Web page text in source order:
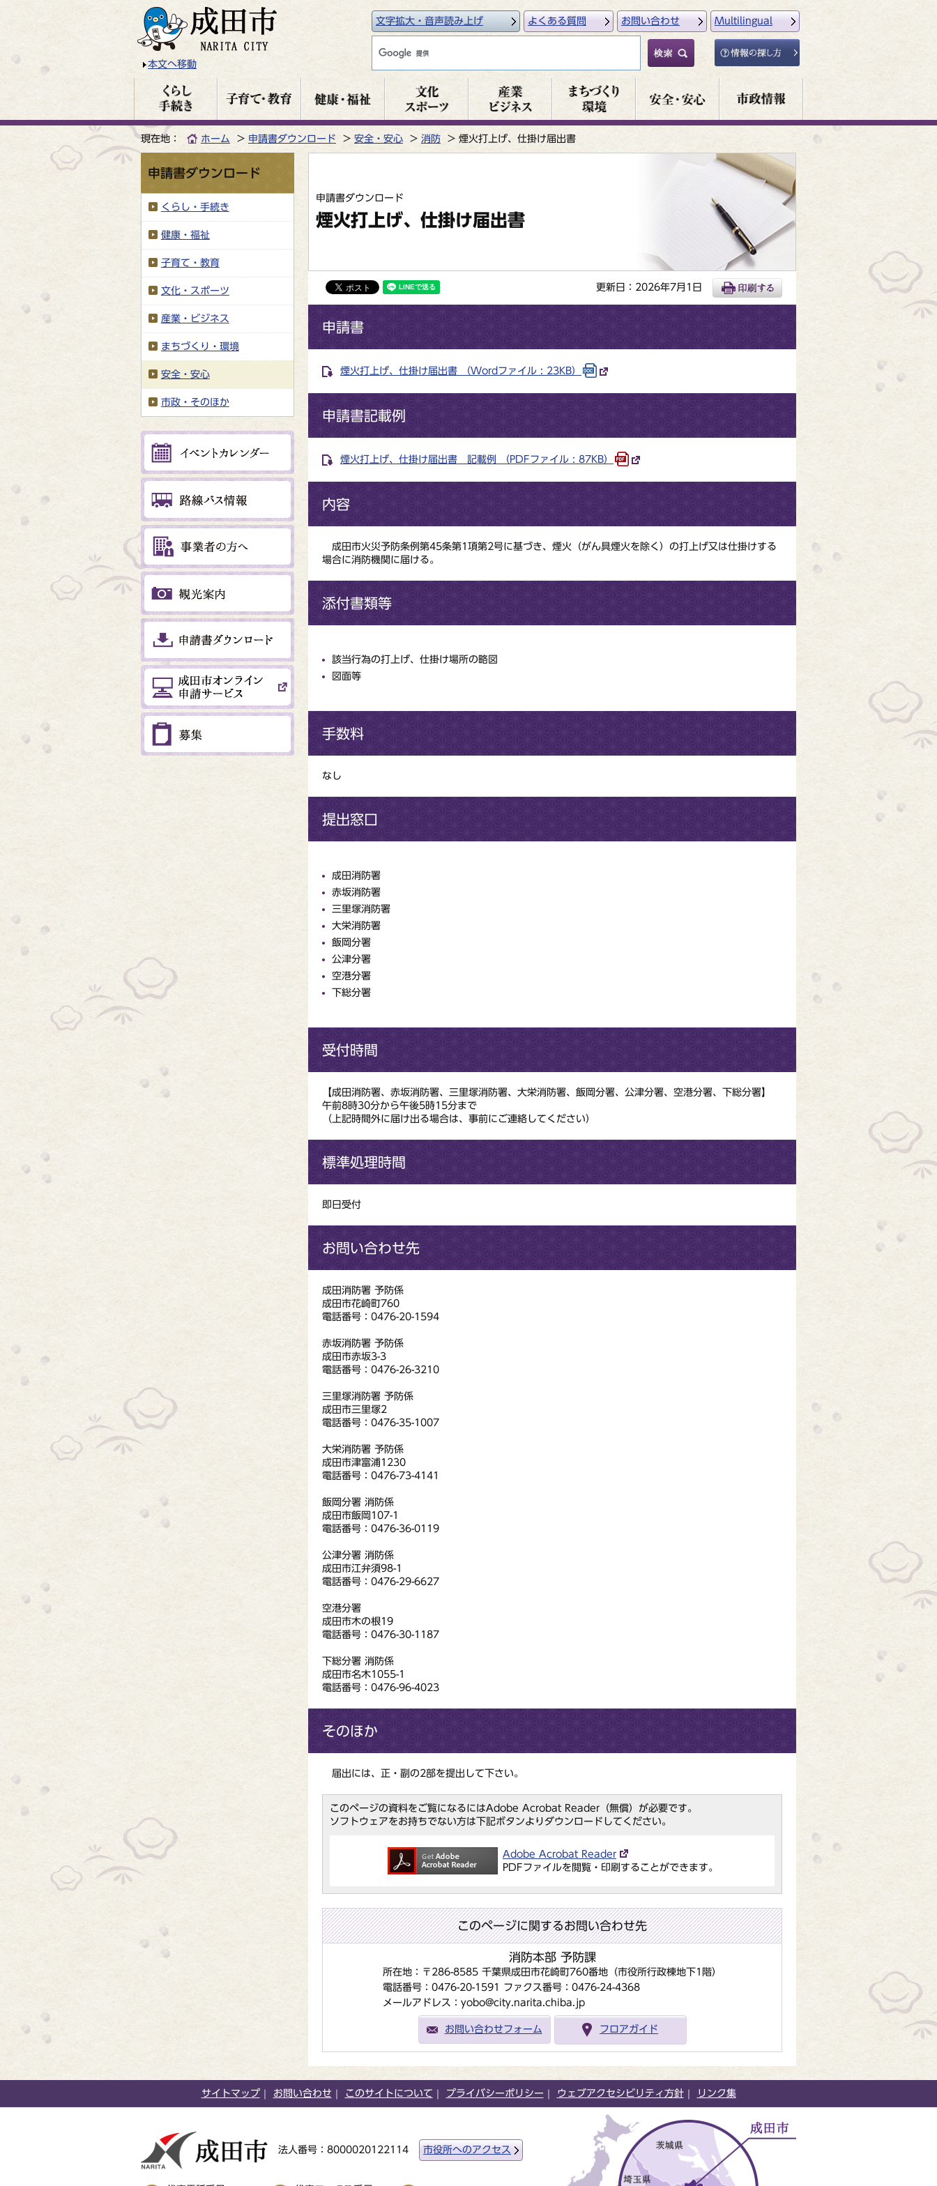
本文へ移動
文字拡大・音声読み上げ よくある質問 お問い合わせ Multilingual
現在地： ホーム 申請書ダウンロード 安全・安心 消防 煙火打上げ、仕掛け届出書
申請書ダウンロード
煙火打上げ、仕掛け届出書
更新日：2026年7月1日
申請書
煙火打上げ、仕掛け届出書 （Wordファイル : 23KB）
申請書記載例
煙火打上げ、仕掛け届出書 記載例 （PDFファイル : 87KB）
内容
成田市火災予防条例第45条第1項第2号に基づき、煙火（がん具煙火を除く）の打上げ又は仕掛けする
場合に消防機関に届ける。
添付書類等
該当行為の打上げ、仕掛け場所の略図
図面等
手数料
なし
提出窓口
成田消防署
赤坂消防署
三里塚消防署
大栄消防署
飯岡分署
公津分署
空港分署
下総分署
受付時間
【成田消防署、赤坂消防署、三里塚消防署、大栄消防署、飯岡分署、公津分署、空港分署、下総分署】
午前8時30分から午後5時15分まで
（上記時間外に届け出る場合は、事前にご連絡してください）
標準処理時間
即日受付
お問い合わせ先
成田消防署 予防係
成田市花崎町760
電話番号：0476-20-1594
赤坂消防署 予防係
成田市赤坂3-3
電話番号：0476-26-3210
三里塚消防署 予防係
成田市三里塚2
電話番号：0476-35-1007
大栄消防署 予防係
成田市津富浦1230
電話番号：0476-73-4141
飯岡分署 消防係
成田市飯岡107-1
電話番号：0476-36-0119
公津分署 消防係
成田市江弁須98-1
電話番号：0476-29-6627
空港分署
成田市木の根19
電話番号：0476-30-1187
下総分署 消防係
成田市名木1055-1
電話番号：0476-96-4023
そのほか
届出には、正・副の2部を提出して下さい。
このページの資料をご覧になるにはAdobe Acrobat Reader（無償）が必要です。
ソフトウェアをお持ちでない方は下記ボタンよりダウンロードしてください。
Adobe Acrobat Reader
PDFファイルを閲覧・印刷することができます。
このページに関するお問い合わせ先
消防本部 予防課
所在地：〒286-8585 千葉県成田市花崎町760番地（市役所行政棟地下1階）
電話番号：0476-20-1591
ファクス番号：0476-24-4368
メールアドレス：yobo@city.narita.chiba.jp
お問い合わせフォーム フロアガイド
申請書ダウンロード
くらし・手続き
健康・福祉
子育て・教育
文化・スポーツ
産業・ビジネス
まちづくり・環境
安全・安心
市政・そのほか
サイトマップ お問い合わせ このサイトについて プライバシーポリシー ウェブアクセシビリティ方針 リンク集
法人番号：8000020122114 市役所へのアクセス